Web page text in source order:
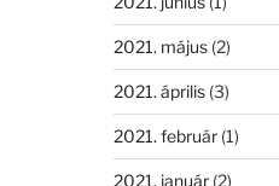
2021. május(2)
2021. április(3)
2021. február(1)
2021. január(2)